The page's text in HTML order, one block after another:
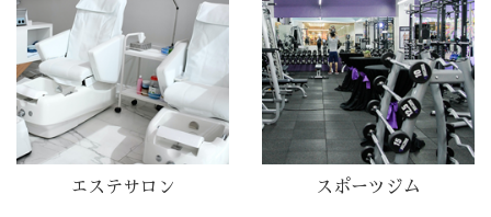
エステサロン スポーツジム